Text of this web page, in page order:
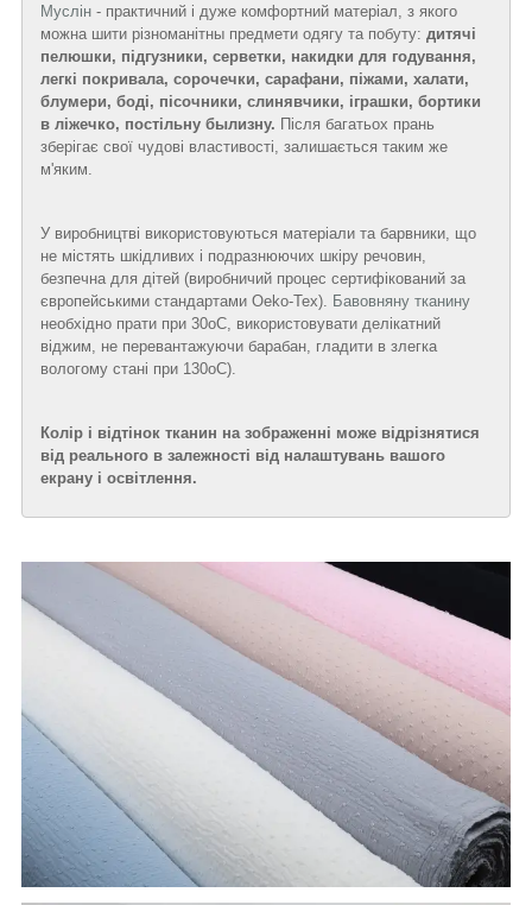
Муслін - практичний і дуже комфортний матеріал, з якого
можна шити різноманітны предмети одягу та побуту: дитячі
пелюшки, підгузники, серветки, накидки для годування,
легкі покривала, сорочечки, сарафани, піжами, халати,
блумери, боді, пісочники, слинявчики, іграшки, бортики
в ліжечко, постільну былизну. Після багатьох прань
зберігає свої чудові властивості, залишається таким же
м'яким.
У виробництві використовуються матеріали та барвники, що
не містять шкідливих і подразнюючих шкіру речовин,
безпечна для дітей (виробничий процес сертифікований за
європейськими стандартами Oeko-Tex).
Бавовняну тканину
необхідно прати при 30оС, використовувати делікатний
віджим, не перевантажуючи барабан, гладити в злегка
вологому стані при 130оС).
Колір і відтінок тканин на зображенні може відрізнятися
від реального в залежності від налаштувань вашого
екрану і освітлення.